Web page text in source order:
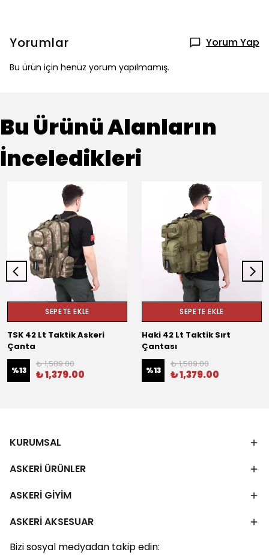
Yorumlar Yorum Yap
Bu ürün için henüz yorum yapılmamış.
Bu Ürünü Alanların
İnceledikleri
SEPETE EKLE
TSK 42 Lt Taktik Askeri
Çanta
%13
₺ 1,589.00
₺ 1,379.00
SEPETE EKLE
Haki 42 Lt Taktik Sırt
Çantası
%13
₺ 1,589.00
₺ 1,379.00
KURUMSAL
ASKERİ ÜRÜNLER
ASKERİ GİYİM
ASKERİ AKSESUAR
Bizi sosyal medyadan takip edin: